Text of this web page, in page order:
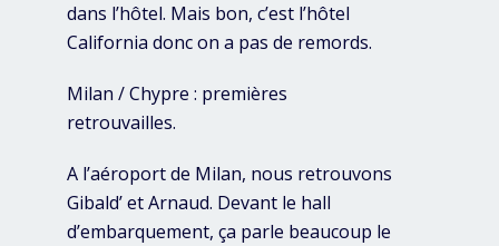
dans l’hôtel. Mais bon, c’est l’hôtel
California donc on a pas de remords.
Milan / Chypre : premières
retrouvailles.
A l’aéroport de Milan, nous retrouvons
Gibald’ et Arnaud. Devant le hall
d’embarquement, ça parle beaucoup le